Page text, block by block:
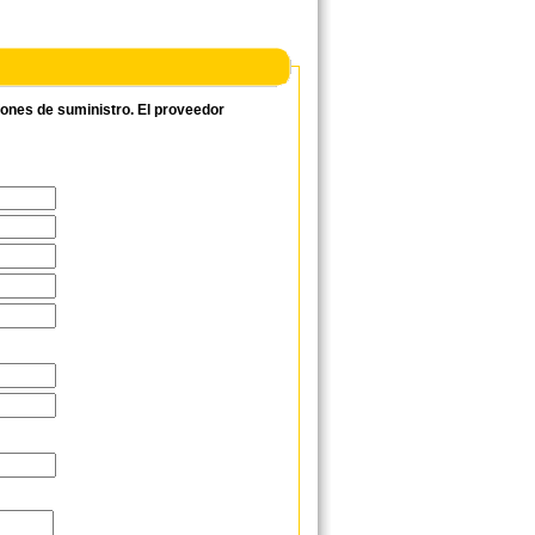
de suministro. El proveedor